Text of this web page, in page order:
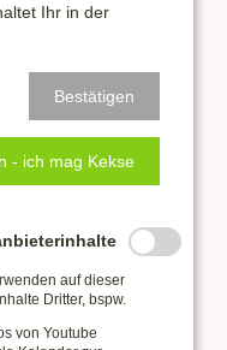
Ihr in der
Bestätigen
- ich mag Kekse
auf dieser
Dritter, bspw.
von Youtube